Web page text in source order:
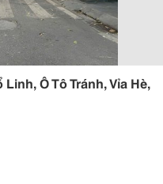
Ô Tô Tránh, Vỉa Hè,